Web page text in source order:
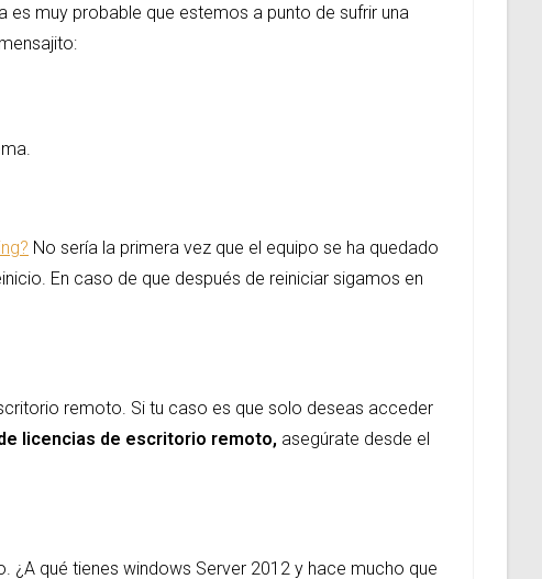
muy probable que estemos a punto de sufrir una
No sería la primera vez que el equipo se ha quedado
En caso de que después de reiniciar sigamos en
remoto. Si tu caso es que solo deseas acceder
licencias de escritorio remoto, asegúrate desde el
¿A qué tienes windows Server 2012 y hace mucho que